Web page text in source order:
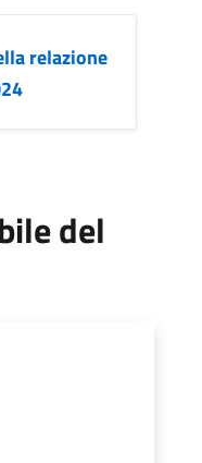
relazione
del